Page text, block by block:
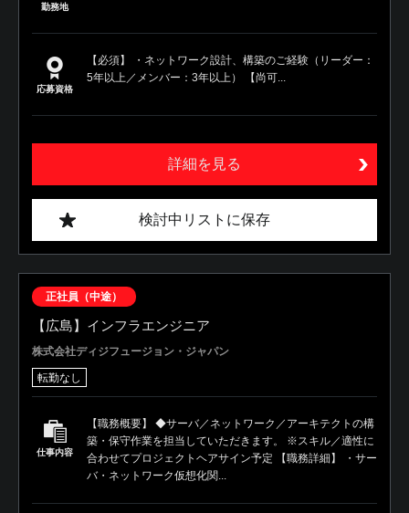
勤務地
応募資格
【必須】 ・ネットワーク設計、構築のご経験（リーダー：
5年以上／メンバー：3年以上） 【尚可...
詳細を見る
検討中リストに保存
正社員（中途）
【広島】インフラエンジニア
株式会社ディジフュージョン・ジャパン
転勤なし
仕事内容
【職務概要】 ◆サーバ／ネットワーク／アーキテクトの構
築・保守作業を担当していただきます。 ※スキル／適性に
合わせてプロジェクトヘアサイン予定 【職務詳細】 ・サー
バ・ネットワーク仮想化関...